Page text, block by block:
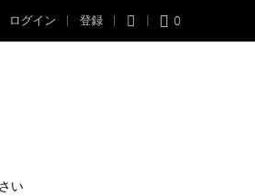
ログイン 登録 0
い